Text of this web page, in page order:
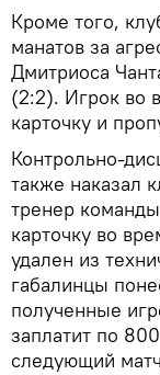
Кроме того,
манатов за
Дмитриоса
(2:2). Игрок во
карточку и
Контрольно-
также наказал
тренер
карточку во
удален из
габалинцы
полученные
заплатит по
следующий